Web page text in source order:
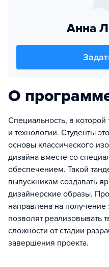
Анна
О
Специальность, в
и технологии. Студенты
основы классического
дизайна вместе со
обеспечением. Такой
выпускникам создавать
дизайнерские образы.
направлена на
позволят реализовывать
сложности от стадии
завершения проекта.